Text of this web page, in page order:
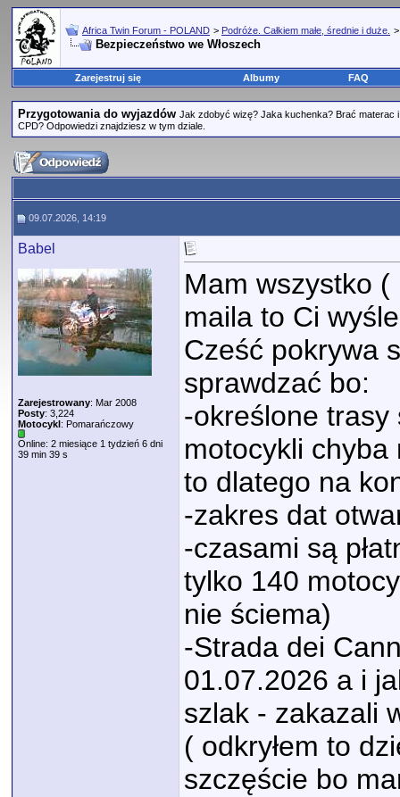
Africa Twin Forum - POLAND > Podróże. Całkiem małe, średnie i duże.
Bezpieczeństwo we Włoszech
Zarejestruj się Albumy FAQ
Przygotowania do wyjazdów Jak zdobyć wizę? Jaka kuchenka? Brać materac
CPD? Odpowiedzi znajdziesz w tym dziale.
09.07.2026, 14:19
Babel
Zarejestrowany: Mar 2008
Posty: 3,224
Motocykl: Pomarańczowy
Online: 2 miesiące 1 tydzień 6 dni
39 min 39 s
Mam wszystko
maila to Ci wyśle
Cześć pokrywa
sprawdzać bo:
-określone
motocykli chyba
to dlatego na
-zakres dat
-czasami są
tylko 140
nie ściema)
-Strada dei
01.07.2026 a i
szlak - zakazali
( odkryłem to
szczęście bo